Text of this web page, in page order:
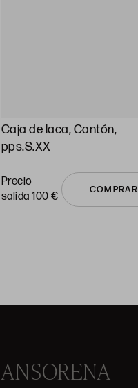
Caja de laca, Cantón,
pps.S.XX
Precio
salida 100 €
COMPRAR
ANSORENA